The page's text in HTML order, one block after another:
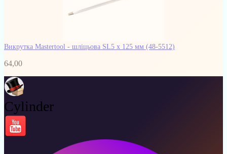
Викрутка Mastertool - шліцьова SL5 x 125 мм (48-5512)
64,00
Cylinder